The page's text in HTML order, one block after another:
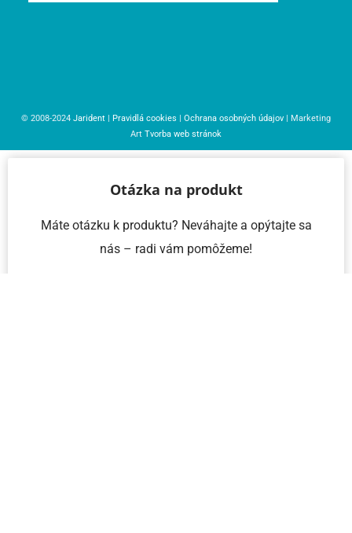
© 2008-2024 Jarident | Pravidlá cookies | Ochrana osobných údajov | Marketing
Art Tvorba web stránok
Otázka na produkt
Máte otázku k produktu? Neváhajte a opýtajte sa
nás – radi vám pomôžeme!